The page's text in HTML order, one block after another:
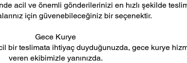
acil ve önemli gönderilerinizi en hızlı şekilde
için güvenebileceğiniz bir seçenektir.
Gece Kurye
bir teslimata ihtiyaç duyduğunuzda, gece kurye
veren ekibimizle yanınızda.